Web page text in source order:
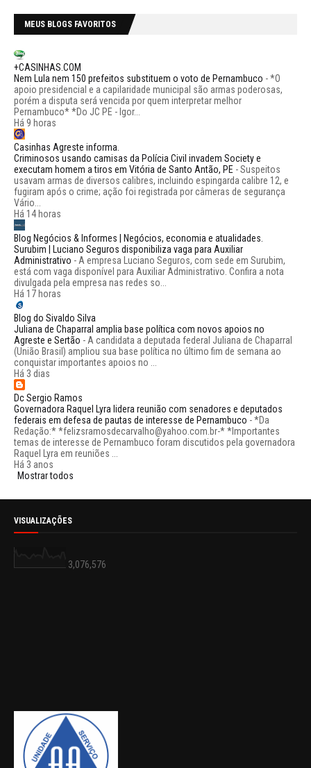
MEUS BLOGS FAVORITOS
+CASINHAS.COM
Nem Lula nem 150 prefeitos substituem o voto de Pernambuco -*O
apoio presidencial e a capilaridade municipal são armas poderosas,
porém a disputa será vencida por quem interpretar melhor
Pernambuco* *Do JC PE - Igor...
Há 9 horas
Casinhas Agreste informa.
Criminosos usando camisas da Polícia Civil invadem Society e
executam homem a tiros em Vitória de Santo Antão, PE -Suspeitos
usavam armas de diversos calibres, incluindo espingarda calibre 12, e
fugiram após o crime; ação foi registrada por câmeras de segurança
Vário...
Há 14 horas
Blog Negócios & Informes | Negócios, economia e atualidades.
Surubim | Luciano Seguros disponibiliza vaga para Auxiliar
Administrativo -A empresa Luciano Seguros, com sede em Surubim,
está com vaga disponível para Auxiliar Administrativo. Confira a nota
divulgada pela empresa nas redes so...
Há 17 horas
Blog do Sivaldo Silva
Juliana de Chaparral amplia base política com novos apoios no
Agreste e Sertão -A candidata a deputada federal Juliana de Chaparral
(União Brasil) ampliou sua base política no último fim de semana ao
conquistar importantes apoios no ...
Há 3 dias
Dc Sergio Ramos
Governadora Raquel Lyra lidera reunião com senadores e deputados
federais em defesa de pautas de interesse de Pernambuco -*Da
Redação:* *felizsramosdecarvalho@yahoo.com.br-* *Importantes
temas de interesse de Pernambuco foram discutidos pela governadora
Raquel Lyra em reuniões ...
Há 3 anos
Mostrar todos
VISUALIZAÇÕES
3,076,576